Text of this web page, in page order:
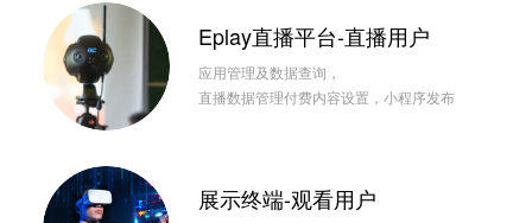
Eplay直播平台-直播用户
应用管理及数据查询，
直播数据管理付费内容设置，小程序发布
展示终端-观看用户